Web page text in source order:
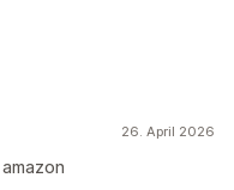
26. April 2026